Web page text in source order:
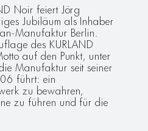
Noir feiert Jörg
Jubiläum als Inhaber
Manufaktur Berlin.
des KURLAND
auf den Punkt, unter
Manufaktur seit seiner
führt: ein
zu bewahren,
zu führen und für die